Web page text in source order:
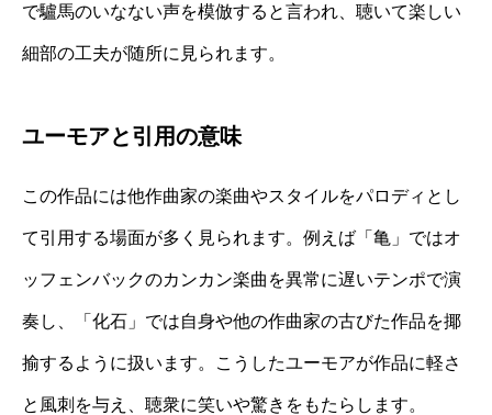
で驢馬のいなない声を模倣すると言われ、聴いて楽しい
細部の工夫が随所に見られます。
ユーモアと引用の意味
この作品には他作曲家の楽曲やスタイルをパロディとし
て引用する場面が多く見られます。例えば「亀」ではオ
ッフェンバックのカンカン楽曲を異常に遅いテンポで演
奏し、「化石」では自身や他の作曲家の古びた作品を揶
揄するように扱います。こうしたユーモアが作品に軽さ
と風刺を与え、聴衆に笑いや驚きをもたらします。